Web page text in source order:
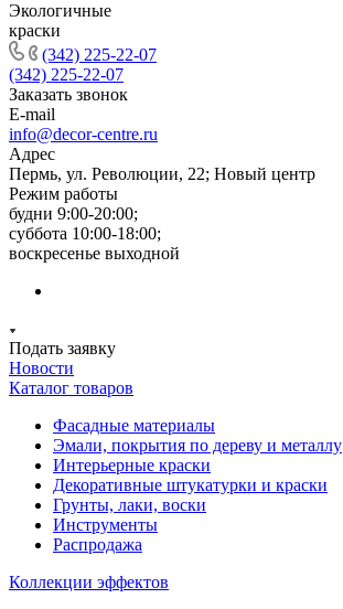
Экологичные
краски
(342) 225-22-07
(342) 225-22-07
Заказать звонок
E-mail
info@decor-centre.ru
Адрес
Пермь, ул. Революции, 22; Новый центр
Режим работы
будни 9:00-20:00;
суббота 10:00-18:00;
воскресенье выходной
Подать заявку
Новости
Каталог товаров
Фасадные материалы
Эмали, покрытия по дереву и металлу
Интерьерные краски
Декоративные штукатурки и краски
Грунты, лаки, воски
Инструменты
Распродажа
Коллекции эффектов